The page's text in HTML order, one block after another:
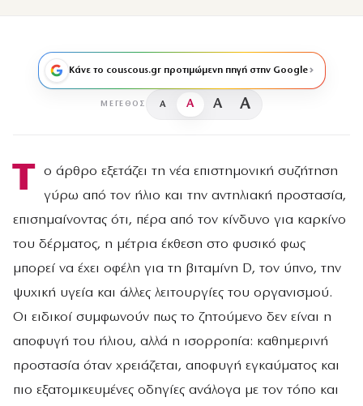
Κάνε το couscous.gr προτιμώμενη πηγή στην Google
ΜΈΓΕΘΟΣ A A A A
Τ
ο άρθρο εξετάζει τη νέα επιστημονική συζήτηση
γύρω από τον ήλιο και την αντηλιακή προστασία,
επισημαίνοντας ότι, πέρα από τον κίνδυνο για καρκίνο
του δέρματος, η μέτρια έκθεση στο φυσικό φως
μπορεί να έχει οφέλη για τη βιταμίνη D, τον ύπνο, την
ψυχική υγεία και άλλες λειτουργίες του οργανισμού.
Οι ειδικοί συμφωνούν πως το ζητούμενο δεν είναι η
αποφυγή του ήλιου, αλλά η ισορροπία: καθημερινή
προστασία όταν χρειάζεται, αποφυγή εγκαύματος και
πιο εξατομικευμένες οδηγίες ανάλογα με τον τόπο και